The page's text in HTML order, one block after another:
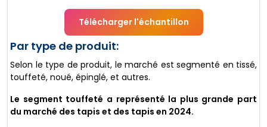
Télécharger l'échantillon
Par type de produit:
Selon le type de produit, le marché est segmenté en tissé,
touffeté, noué, épinglé, et autres.
Le segment touffeté a représenté la plus grande part
du marché des tapis et des tapis en 2024.